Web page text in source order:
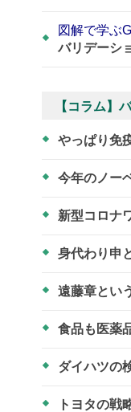
図解で学ぶ
バリデーシ
【コラム】
やっぱり免
今年のノー
新型コロナ
身代わり申
遠藤章とい
食品も医薬
ダイハツの
トヨタの戦